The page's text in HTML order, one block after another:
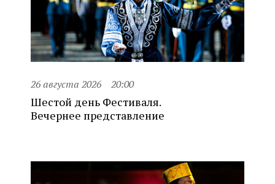
26 августа 2026 20:00
Шестой день Фестиваля.
Вечернее представление